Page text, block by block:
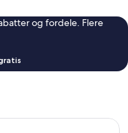
og fordele. Flere